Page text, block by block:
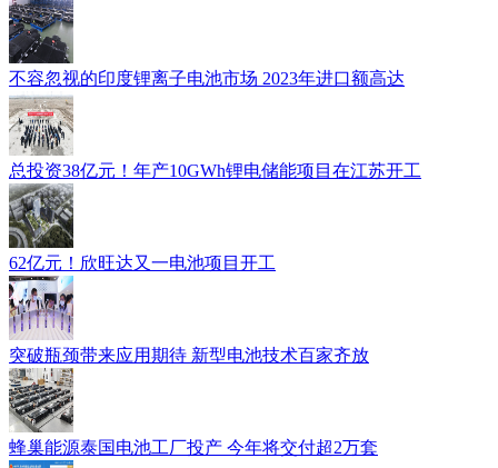
不容忽视的印度锂离子电池市场 2023年进口额高达
总投资38亿元！年产10GWh锂电储能项目在江苏开工
62亿元！欣旺达又一电池项目开工
突破瓶颈带来应用期待 新型电池技术百家齐放
蜂巢能源泰国电池工厂投产 今年将交付超2万套